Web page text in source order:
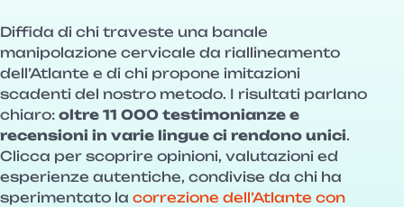
Diffida di chi traveste una banale
manipolazione cervicale da riallineamento
dell’Atlante e di chi propone imitazioni
scadenti del nostro metodo. I risultati parlano
chiaro: oltre 11 000 testimonianze e
recensioni in varie lingue ci rendono unici.
Clicca per scoprire opinioni, valutazioni ed
esperienze autentiche, condivise da chi ha
sperimentato la correzione dell’Atlante con